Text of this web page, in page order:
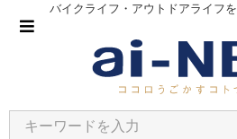
バイクライフ・アウトドアライフ